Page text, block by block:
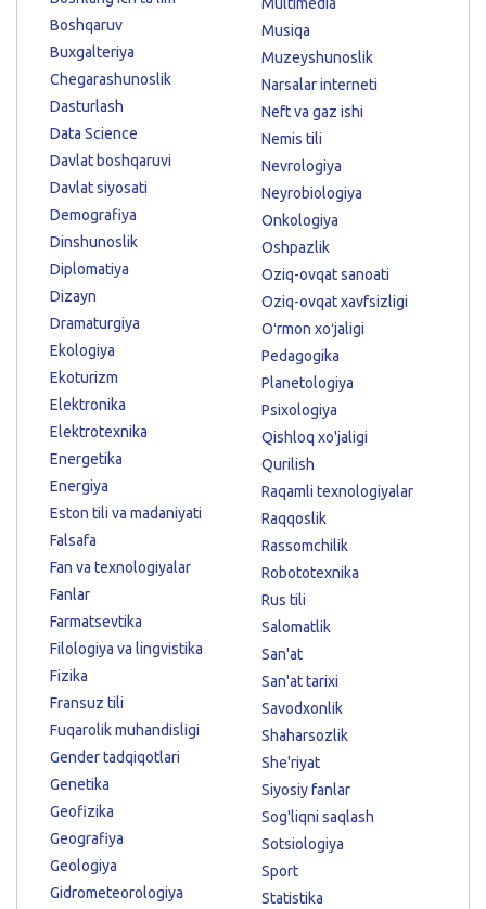
Boshqaruv
Buxgalteriya
Chegarashunoslik
Dasturlash
Data Science
Davlat boshqaruvi
Davlat siyosati
Demografiya
Dinshunoslik
Diplomatiya
Dizayn
Dramaturgiya
Ekologiya
Ekoturizm
Elektronika
Elektrotexnika
Energetika
Energiya
Eston tili va madaniyati
Falsafa
Fan va texnologiyalar
Fanlar
Farmatsevtika
Filologiya va lingvistika
Fizika
Fransuz tili
Fuqarolik muhandisligi
Gender tadqiqotlari
Genetika
Geofizika
Geografiya
Geologiya
Gidrometeorologiya
Musiqa
Muzeyshunoslik
Narsalar interneti
Neft va gaz ishi
Nemis tili
Nevrologiya
Neyrobiologiya
Onkologiya
Oshpazlik
Oziq-ovqat sanoati
Oziq-ovqat xavfsizligi
Oʻrmon xoʻjaligi
Pedagogika
Planetologiya
Psixologiya
Qishloq xo'jaligi
Qurilish
Raqamli texnologiyalar
Raqqoslik
Rassomchilik
Robototexnika
Rus tili
Salomatlik
San'at
San'at tarixi
Savodxonlik
Shaharsozlik
She'riyat
Siyosiy fanlar
Sog'liqni saqlash
Sotsiologiya
Sport
Statistika